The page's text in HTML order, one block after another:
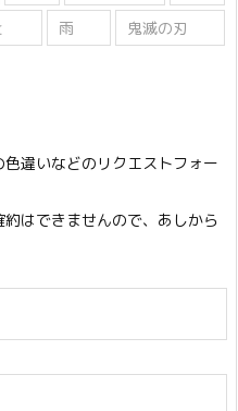
雨 鬼滅の刃
違いなどのリクエストフォー
はできませんので、あしから